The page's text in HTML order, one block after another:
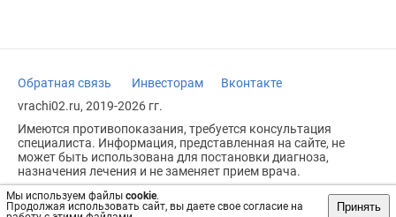
Мы используем файлы cookie.
Продолжая использовать сайт, вы даете свое согласие на
Принять
Обратная связь Инвесторам
Вконтакте
vrachi02.ru, 2019-2026 гг.
Имеются противопоказания, требуется консультация
специалиста. Информация, представленная на сайте, не
может быть использована для постановки диагноза,
назначения лечения и не заменяет прием врача.
Возрастное ограничение: 18+